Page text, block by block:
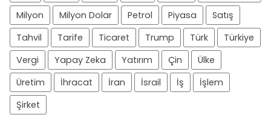
Milyon
Milyon Dolar Petrol Piyasa
Satış
Tahvil
Tarife Ticaret Trump Türk
Türkiye
Vergi
Yapay Zeka Yatırım Çin
Ülke
Üretim
İhracat İran İsrail İş
İşlem
Şirket